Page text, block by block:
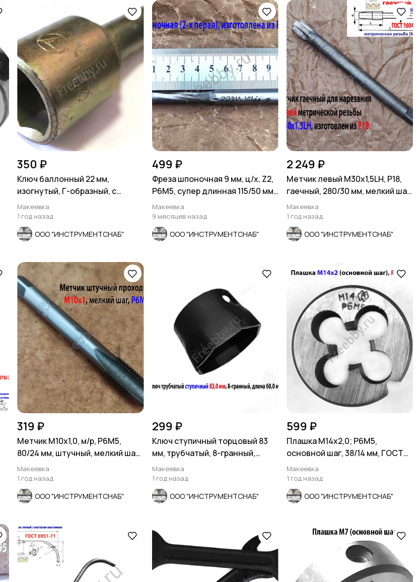
350 ₽
Ключ баллонный 22 мм,
изогнутый, Г-образный, с
монтажной лопаткой, оци
Макеевка
1 год назад
ООО "ИНСТРУМЕНТСНАБ"
499 ₽
Фреза шпоночная 9 мм, ц/х, Z2,
Р6М5, супер длинная 115/50 мм,
СССР.
Макеевка
9 месяцев назад
ООО "ИНСТРУМЕНТСНАБ"
2 249 ₽
Метчик левый М30х1,5LH, Р18,
гаечный, 280/30 мм, мелкий шаг,
СССР.
Макеевка
1 год назад
ООО "ИНСТРУМЕНТСНАБ"
319 ₽
Метчик М10х1,0, м/р, Р6М5,
80/24 мм, штучный, мелкий шаг,
шлифованный.
Макеевка
1 год назад
ООО "ИНСТРУМЕНТСНАБ"
299 ₽
Ключ ступичный торцовый 83
мм, трубчатый, 8-гранный,
длина 60 мм, СССР
Макеевка
1 год назад
ООО "ИНСТРУМЕНТСНАБ"
599 ₽
Плашка М14х2,0; Р6М5,
основной шаг, 38/14 мм, ГОСТ
7740-71, СССР.
Макеевка
1 год назад
ООО "ИНСТРУМЕНТСНАБ"